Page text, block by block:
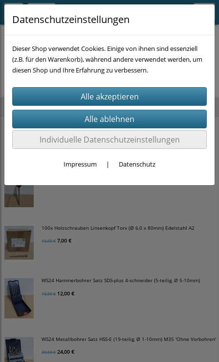
Neu im Shop
PRITEX Einhand-Bauschaumpistole mit PTFE Beschichtung (2K-Griff)
15,00 €
Stockschrauben Solar Edelstahl (M10 x 200mm, SW 7) DIN 6923 + EPDM
100x Holzschrauben Linsenkopf Torx (Ø 6,0 x 80mm) Edelstahl A2
10,00 € 7,00 €
WS24 Hammerbohrer Satz SDS-plus 4-schneider (5-teilig, Ø 5-10mm)
15,00 € 12,00 €
WS24 Metallbohrer Satz HSS-E (19-teilig, Ø 1-10mm) M35 'Ohne Vorbohren'
30,00 € 24,00 €
Es wurden leider keine Produkte gefunden.
Datenschutzeinstellungen
Dieser Shop verwendet Cookies. Einige von ihnen sind essenziell
(z.B. für den Warenkorb), während andere verwendet werden, um
diesen Shop und Ihre Erfahrung zu verbessern.
Individuelle Datenschutzeinstellungen
Impressum | Datenschutz